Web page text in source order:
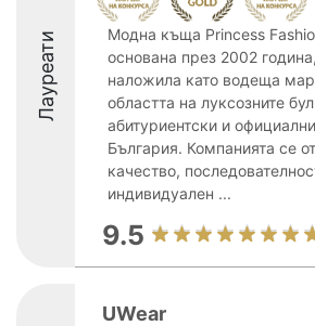
Лауреати
Модна къща Princess
основана през 2002
наложила като водеща
областта на луксозните
абитуриентски и
България. Компанията се
качество,
индивидуален ...
9.5
UWear